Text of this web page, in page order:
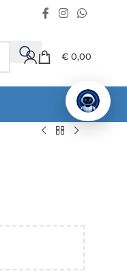
€ 0,00